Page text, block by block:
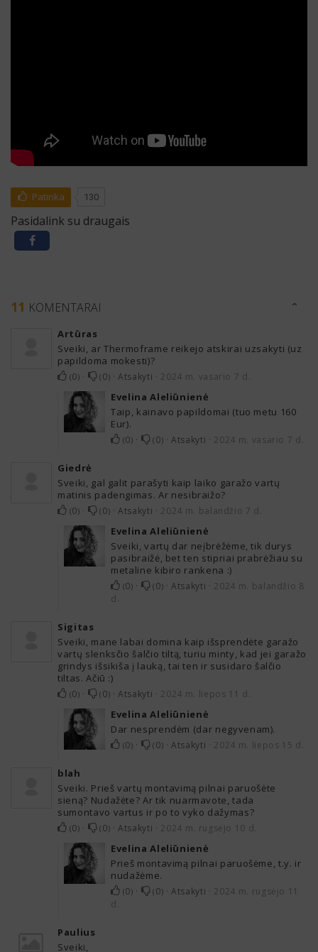
Patinka 130
Pasidalink su draugais
11 KOMENTARAI
Artūras
Sveiki, ar Thermoframe reikejo atskirai uzsakyti (uz
papildoma mokesti)?
(0) · ( 0) ·Atsakyti · 2024 m. vasario 7 d.
Evelina Aleliūnienė
Taip, kainavo papildomai (tuo metu 160
Eur).
(0) · ( 0) ·Atsakyti · 2024 m. vasario 7 d.
Giedrė
Sveiki, gal galit parašyti kaip laiko garažo vartų
matinis padengimas. Ar nesibraižo?
(0) · ( 0) ·Atsakyti · 2024 m. balandžio 7 d.
Evelina Aleliūnienė
Sveiki, vartų dar neįbrėžėme, tik durys
pasibraižė, bet ten stipriai prabrėžiau su
metaline kibiro rankena :)
(0) · ( 0) ·Atsakyti · 2024 m. balandžio 8
d.
Sigitas
Sveiki, mane labai domina kaip išsprendėte garažo
vartų slenksčio šalčio tiltą, turiu minty, kad jei garažo
grindys išsikiša į lauką, tai ten ir susidaro šalčio
tiltas. Ačiū :)
(0) · ( 0) ·Atsakyti · 2024 m. liepos 11 d.
Evelina Aleliūnienė
Dar nesprendėm (dar negyvenam).
(0) · ( 0) ·Atsakyti · 2024 m. liepos 15 d.
blah
Sveiki. Prieš vartų montavimą pilnai paruošėte
sieną? Nudažėte? Ar tik nuarmavote, tada
sumontavo vartus ir po to vyko dažymas?
(0) · ( 0) ·Atsakyti · 2024 m. rugsėjo 10 d.
Evelina Aleliūnienė
Prieš montavimą pilnai paruošėme, t.y. ir
nudažėme.
(0) · ( 0) ·Atsakyti · 2024 m. rugsėjo 11
d.
Paulius
Sveiki,